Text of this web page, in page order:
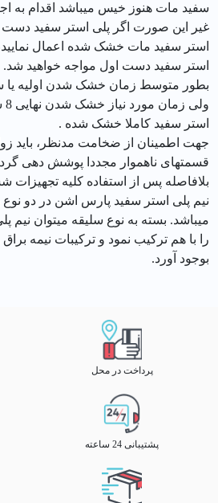
سفید مات هنوز خیس میباشد اقدام به
غیر این صورت اگر پلی استر سفید
استر سفید مات خشک شده اعمال
استر سفید دست اول مواجه خواهید شد.
استر سفید کاملا خشک شده .
جهت اطمینان از ضخامت مدنظر، باید
قسمتهای ناهموار مجددا پوشش دهی
بلافاصله پس از استفاده کلیه تجهیزات
نیم پلی استر سفید پارس اشن در دو
میباشد. بسته به نوع سلیقه میتوان نیم
را با هم ترکیب نمود و ترکیبات نیمه
بوجود آورد.
پرداخت در محل
پشتیبانی 24 ساعته